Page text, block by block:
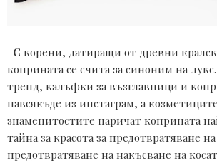
  С
корени, датиращи от древни
коприната се счита за синоним на
тренд, калъфки за възглавници и
навсякъде из инстаграм, а
знаменитостите наричат ​​коприната
тайна за красота за предотвратяване
предотвратяване на накъсване на